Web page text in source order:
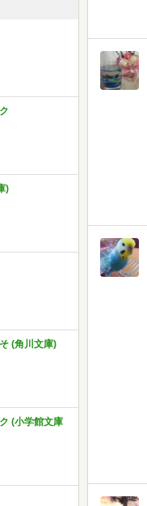
)
(角川文庫)
(小学館文庫